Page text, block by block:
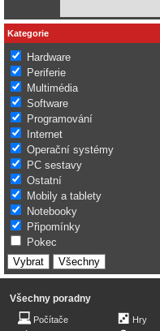
Kategorie
Hardware
Periferie
Multimédia
Software
Programování
Internet
Operační systémy
PC sestavy
Ostatní
Mobily a tablety
Notebooky
Připomínky
Pokec
Všechny poradny
Počítače Hry